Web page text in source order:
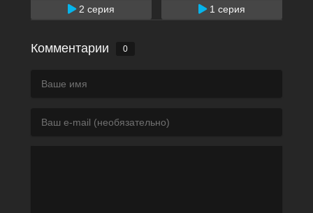
2 серия 1 серия
Комментарии 0